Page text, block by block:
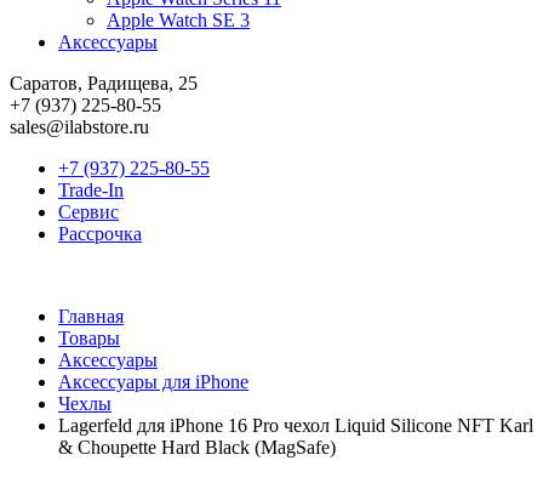
Apple Watch SE 3
Аксессуары
Саратов, Радищева, 25
+7 (937) 225-80-55
sales@ilabstore.ru
+7 (937) 225-80-55
Trade-In
Сервис
Рассрочка
Главная
Товары
Аксессуары
Аксессуары для iPhone
Чехлы
Lagerfeld для iPhone 16 Pro чехол Liquid Silicone NFT Karl
& Choupette Hard Black (MagSafe)